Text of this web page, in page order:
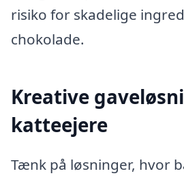
risiko for skadelige
chokolade.
Kreative
katteejere
Tænk på løsninger, hvor